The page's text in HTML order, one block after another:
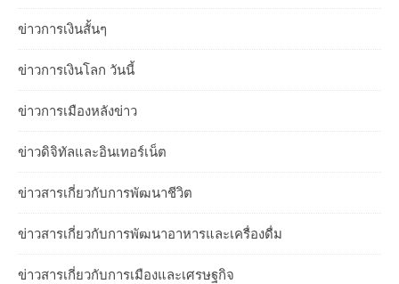
ข่าวการเงินสั้นๆ
ข่าวการเงินโลก วันนี้
ข่าวการเมืองหลังข่าว
ข่าวดิจิทัลและอินเทอร์เน็ต
ข่าวสารเกี่ยวกับการพัฒนาชีวิต
ข่าวสารเกี่ยวกับการพัฒนาอาหารและเครื่องดื่ม
ข่าวสารเกี่ยวกับการเมืองและเศรษฐกิจ